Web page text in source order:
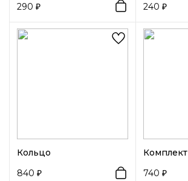
290
240
Кольцо
840
Комплект
740